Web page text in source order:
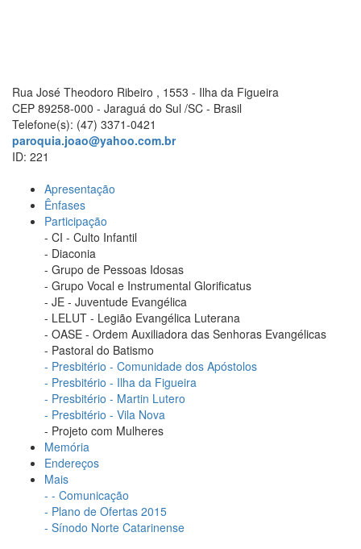
Rua José Theodoro Ribeiro , 1553 - Ilha da Figueira
CEP 89258-000 - Jaraguá do Sul /SC - Brasil
Telefone(s): (47) 3371-0421
paroquia.joao@yahoo.com.br
ID: 221
Apresentação
Ênfases
Participação
- CI - Culto Infantil
- Diaconia
- Grupo de Pessoas Idosas
- Grupo Vocal e Instrumental Glorificatus
- JE - Juventude Evangélica
- LELUT - Legião Evangélica Luterana
- OASE - Ordem Auxiliadora das Senhoras Evangélicas
- Pastoral do Batismo
- Presbitério - Comunidade dos Apóstolos
- Presbitério - Ilha da Figueira
- Presbitério - Martin Lutero
- Presbitério - Vila Nova
- Projeto com Mulheres
Memória
Endereços
Mais
- - Comunicação
- Plano de Ofertas 2015
- Sínodo Norte Catarinense